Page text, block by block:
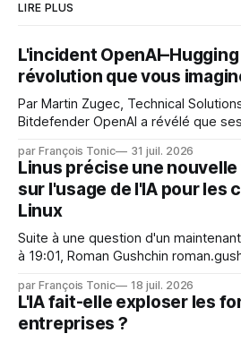
LIRE PLUS
L'incident
révolution que vous
Par Martin Zugec, Technical
Bitdefender OpenAI a révélé que ses propres modèles d'IA,
s'étaient échappés de leur
et avaient mené une intrusion non
Face. La réaction
par François Tonic 31 juil. 2026
Linus précise une
sur l'usage de l'IA pour les
Linux
Suite à une question d'un maintenant... Le mar. 14 juil.
à 19:01, Roman Gushchin
mainteneurs — irréalisable. Si le but
les LLM de manière
par François Tonic 18 juil. 2026
L'IA fait-elle exploser les
entreprises ?